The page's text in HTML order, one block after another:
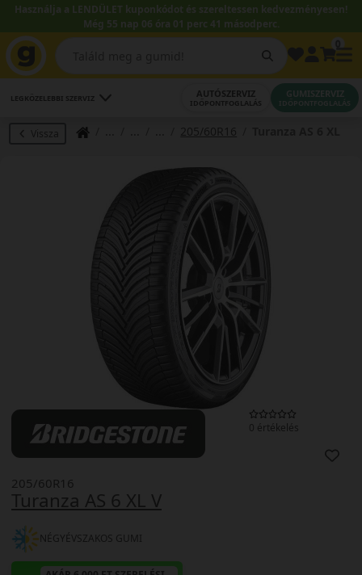
Használja a LENDÜLET kuponkódot és szereltessen kedvezményesen!
Még 55 nap 06 óra 01 perc 40 másodperc.
LEGKÖZELEBBI SZERVIZ AUTÓSZERVIZ
IDŐPONTFOGLALÁS
GUMISZERVIZ
IDŐPONTFOGLALÁS
Vissza 205/60R16
0 értékelés
Turanza AS 6 XL V
205/60R16
NÉGYÉVSZAKOS GUMI